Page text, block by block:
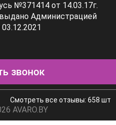
№371414 от 14.03.17г.
Администрацией
звонок
Смотреть все отзывы: 658 шт
AVARO.BY